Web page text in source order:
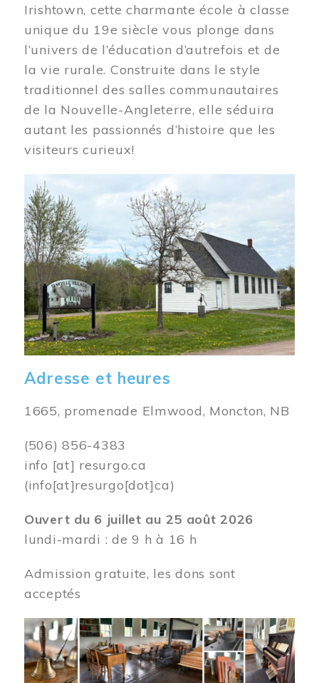
Irishtown, cette charmante école à classe
unique du 19e siècle vous plonge dans
l’univers de l’éducation d’autrefois et de
la vie rurale. Construite dans le style
traditionnel des salles communautaires
de la Nouvelle-Angleterre, elle séduira
autant les passionnés d’histoire que les
visiteurs curieux!
Image
Adresse et heures
1665, promenade Elmwood, Moncton, NB
(506) 856-4383
info [at] resurgo.ca
(info[at]resurgo[dot]ca)
Ouvert du 6 juillet au 25 août 2026
lundi-mardi : de 9 h à 16 h
Admission gratuite, les dons sont
acceptés
Image